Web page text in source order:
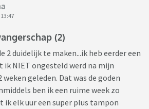
(2)
2 duidelijk te maken...ik heb eerder een
ik NIET ongesteld werd na mijn
geleden. Dat was de goden
ben ik een ruime week zo
ik elk uur een super plus tampon